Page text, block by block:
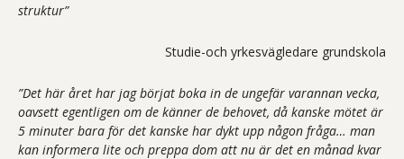
struktur”
Studie-och yrkesvägledare grundskola
”Det här året har jag börjat boka in de ungefär varannan vecka,
oavsett egentligen om de känner de behovet, då kanske mötet är
5 minuter bara för det kanske har dykt upp någon fråga… man
kan informera lite och preppa dom att nu är det en månad kvar